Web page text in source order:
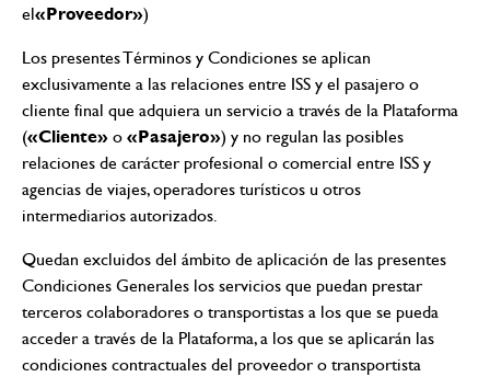
el«Proveedor»)
Los presentes Términos y Condiciones se aplican
exclusivamente a las relaciones entre ISS y el pasajero o
cliente final que adquiera un servicio a través de la Plataforma
(«Cliente» o «Pasajero») y no regulan las posibles
relaciones de carácter profesional o comercial entre ISS y
agencias de viajes, operadores turísticos u otros
intermediarios autorizados.
Quedan excluidos del ámbito de aplicación de las presentes
Condiciones Generales los servicios que puedan prestar
terceros colaboradores o transportistas a los que se pueda
acceder a través de la Plataforma, a los que se aplicarán las
condiciones contractuales del proveedor o transportista